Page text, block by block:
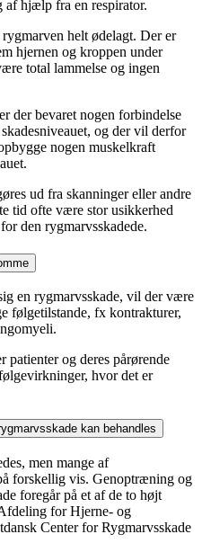
hjælp fra en respirator.
helt ødelagt. Der er
hjernen og kroppen under
total lammelse og ingen
der bevaret nogen forbindelse
og der vil derfor
nogen muskelkraft
ud fra skanninger eller andre
tid ofte være stor usikkerhed
den rygmarvsskadede.
en rygmarvsskade, vil der være
følgetilstande, fx kontrakturer,
og deres pårørende
hvor det er
kan behandles
men mange af
forskellig vis. Genoptræning og
foregår på et af de to højt
for Hjerne- og
Center for Rygmarvsskade